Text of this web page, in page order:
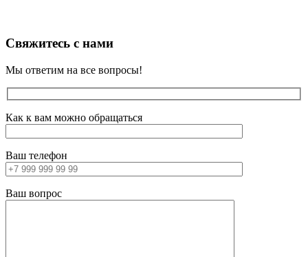
Свяжитесь с нами
Мы ответим на все вопросы!
Как к вам можно обращаться
Ваш телефон
Ваш вопрос